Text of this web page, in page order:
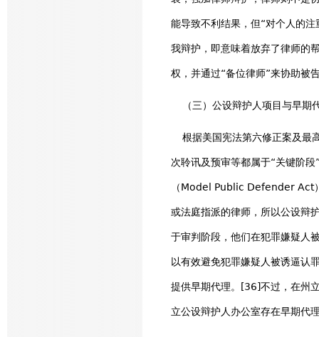
能导致不利结果，但“对个人的
我辩护，即意味着放弃了律师的
权，并通过“备位律师”来协助被
（三）公设辩护人项目与早期
根据美国宪法第六修正案及最
次聆讯及预审等都属于“关键阶
（Model Public Defender Act
或法庭指派的律师，所以公设辩
于审判阶段，他们在犯罪嫌疑
以有效避免犯罪嫌疑人被诱逼认
提供早期代理。[36]不过，在州
立公设辩护人办公室存在早期代